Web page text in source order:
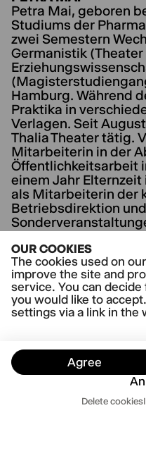
OUR COOKIES
The cookies used on
improve the site and
service. You can
you would like to
settings via a link in the
Agree
Delete cookies
Petra Mai, geboren
Studiums der
zwei Semestern
Germanistik
Hamburg. Während
Praktika in
Verlagen. Seit
Thalia Theater tätig.
Mitarbeiterin in der
Öffentlichkeitsarbeit
einem Jahr
als Mitarbeiterin der
Betriebsdirektion
Thalia in der